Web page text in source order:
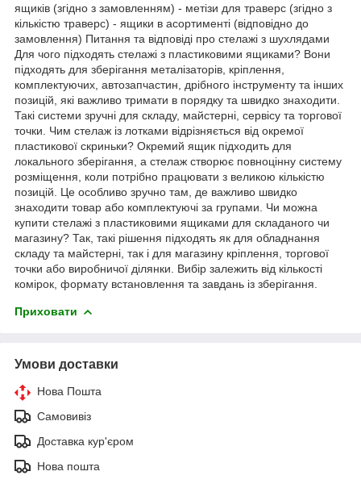
ящиків (згідно з замовленням) - метізи для траверс (згідно з
кількістю траверс) - ящики в асортименті (відповідно до
замовлення) Питання та відповіді про стелажі з шухлядами
Для чого підходять стелажі з пластиковими ящиками? Вони
підходять для зберігання металізаторів, кріплення,
комплектуючих, автозапчастин, дрібного інструменту та інших
позицій, які важливо тримати в порядку та швидко знаходити.
Такі системи зручні для складу, майстерні, сервісу та торгової
точки. Чим стелаж із лотками відрізняється від окремої
пластикової скриньки? Окремий ящик підходить для
локального зберігання, а стелаж створює повноцінну систему
розміщення, коли потрібно працювати з великою кількістю
позицій. Це особливо зручно там, де важливо швидко
знаходити товар або комплектуючі за групами. Чи можна
купити стелажі з пластиковими ящиками для складаного чи
магазину? Так, такі рішення підходять як для обладнання
складу та майстерні, так і для магазину кріплення, торгової
точки або виробничої ділянки. Вибір залежить від кількості
комірок, формату встановлення та завдань із зберігання.
Приховати
Умови доставки
Нова Пошта
Самовивіз
Доставка кур'єром
Нова пошта